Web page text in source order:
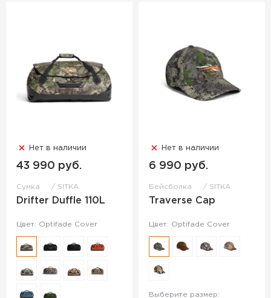
Нет в наличии
43 990 руб.
Сумка SITKA
Drifter Duffle 110L
Цвет: Optifade Cover
Нет в наличии
6 990 руб.
Бейсболка SITKA
Traverse Cap
Цвет: Optifade Cover
Выберите размер: